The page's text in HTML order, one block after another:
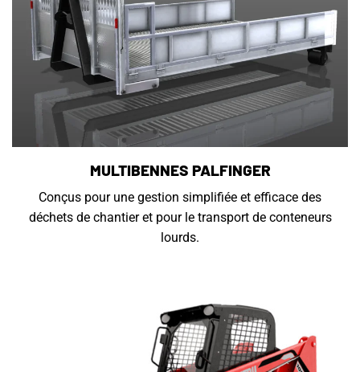
MULTIBENNES PALFINGER
Conçus pour une gestion simplifiée et efficace des
déchets de chantier et pour le transport de conteneurs
lourds.